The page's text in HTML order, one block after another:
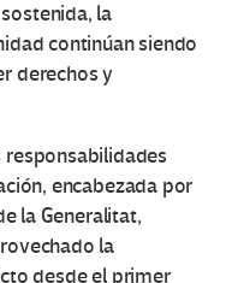
la
continúan siendo
derechos y
responsabilidades
encabezada por
la Generalitat,
la
desde el primer